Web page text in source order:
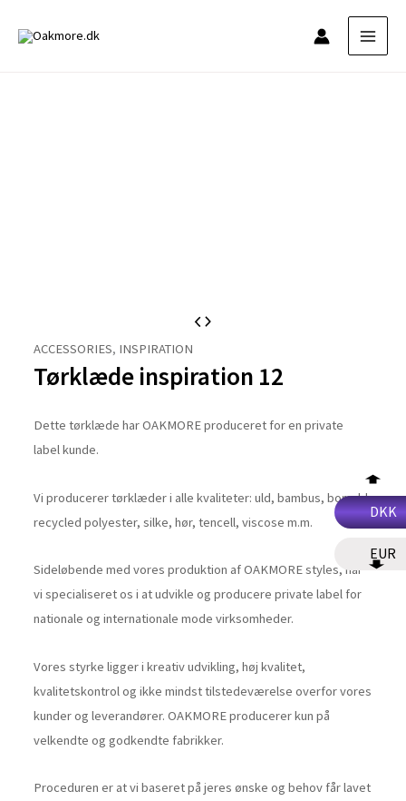
DKK
EUR
ACCESSORIES, INSPIRATION
Tørklæde inspiration 12
Dette tørklæde har OAKMORE produceret for en private
label kunde.
Vi producerer tørklæder i alle kvaliteter: uld, bambus, bomuld,
recycled polyester, silke, hør, tencell, viscose m.m.
Sideløbende med vores produktion af OAKMORE styles, har
vi specialiseret os i at udvikle og producere private label for
nationale og internationale mode virksomheder.
Vores styrke ligger i kreativ udvikling, høj kvalitet,
kvalitetskontrol og ikke mindst tilstedeværelse overfor vores
kunder og leverandører. OAKMORE producerer kun på
velkendte og godkendte fabrikker.
Proceduren er at vi baseret på jeres ønske og behov får lavet